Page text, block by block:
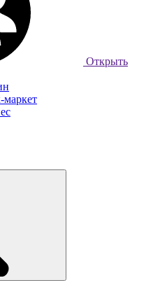
Открыть